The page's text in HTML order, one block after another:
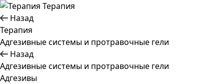
Терапия
Назад
Терапия
Адгезивные системы и протравочные гели
Назад
Адгезивные системы и протравочные гели
Адгезивы